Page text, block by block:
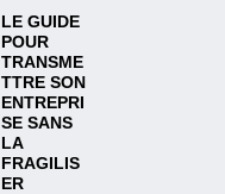
LE GUIDE
POUR
TRANSME
TTRE SON
ENTREPRI
SE SANS
LA
FRAGILIS
ER